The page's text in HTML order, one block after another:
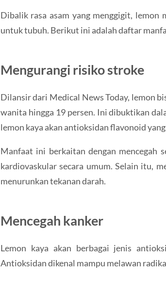
Dibalik rasa asam yang menggigit, lemon
untuk tubuh. Berikut ini adalah daftar
Mengurangi risiko stroke
Dilansir dari Medical News Today, lemon
wanita hingga 19 persen. Ini dibuktikan
lemon kaya akan antioksidan flavonoid
Manfaat ini berkaitan dengan mencegah
kardiovaskular secara umum. Selain itu,
menurunkan tekanan darah.
Mencegah kanker
Lemon kaya akan berbagai jenis
Antioksidan dikenal mampu melawan